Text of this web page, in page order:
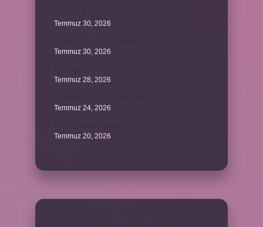
Temmuz 30, 2026
Temmuz 30, 2026
Temmuz 28, 2026
Temmuz 24, 2026
Temmuz 20, 2026